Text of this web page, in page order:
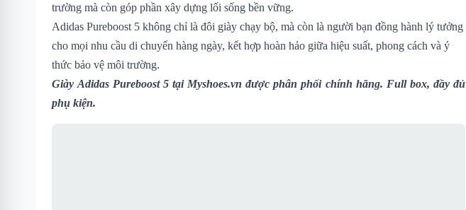
trường mà còn góp phần xây dựng lối sống bền vững.
Adidas Pureboost 5 không chỉ là đôi giày chạy bộ, mà còn là người bạn đồng hành lý tưởng
cho mọi nhu cầu di chuyển hàng ngày, kết hợp hoàn hảo giữa hiệu suất, phong cách và ý
thức bảo vệ môi trường.
Giày Adidas Pureboost 5 tại Myshoes.vn được phân phối chính hãng. Full box, đầy đủ
phụ kiện.